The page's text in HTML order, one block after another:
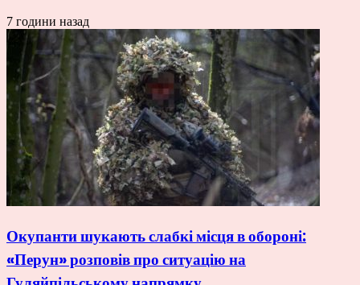
7 години назад
Окупанти шукають слабкі місця в обороні:
«Перун» розповів про ситуацію на